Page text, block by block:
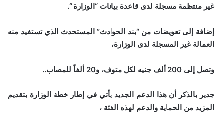
غير منتظمة مسجلة لدى قاعدة بيانات “الوزارة “.
إضافة إلى تعويضات من “بند الحوادث” المستحدث الذي تستفيد منه
العمالة غير المسجلة لدى الوزارة،
وتصل إلى 200 ألف جنيه لكل متوف، و20 ألفاً للمصاب..
جدير بالذكر أن هذا الدعم الجديد يأتي في إطار خطة الوزارة بتقديم
المزيد من الحماية والدعم لهذه الفئة ،